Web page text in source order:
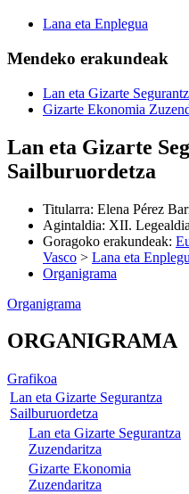
Lana eta Enplegua
Mendeko erakundeak
Lan eta Gizarte
Gizarte Ekonomia
Lan eta Gizarte
Sailburuordetza
Titularra: Elena Pérez
Agintaldia: XII. Legealdia
Goragoko erakundeak:
Vasco > Lana eta
Organigrama
Organigrama
ORGANIGRAMA
Grafikoa
Lan eta Gizarte Segurantza
Sailburuordetza
Lan eta Gizarte Segurantza
Zuzendaritza
Gizarte Ekonomia
Zuzendaritza